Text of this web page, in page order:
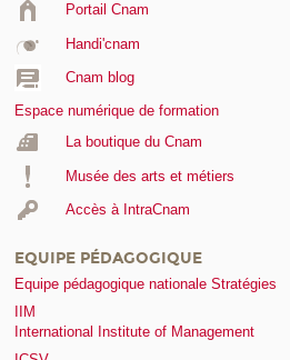
Portail Cnam
Handi'cnam
Cnam blog
Espace numérique de formation
La boutique du Cnam
Musée des arts et métiers
Accès à IntraCnam
EQUIPE PÉDAGOGIQUE
Equipe pédagogique nationale Stratégies
IIM
International Institute of Management